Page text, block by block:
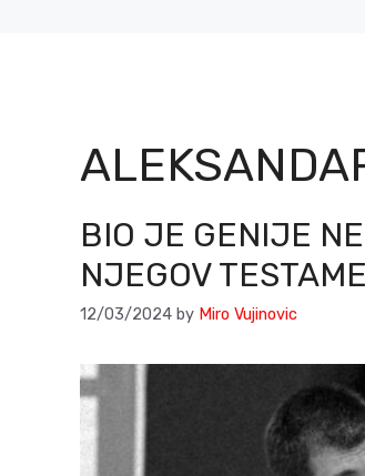
BIO JE GENIJE
NJEGOV
12/03/2024 by Miro Vujinovic